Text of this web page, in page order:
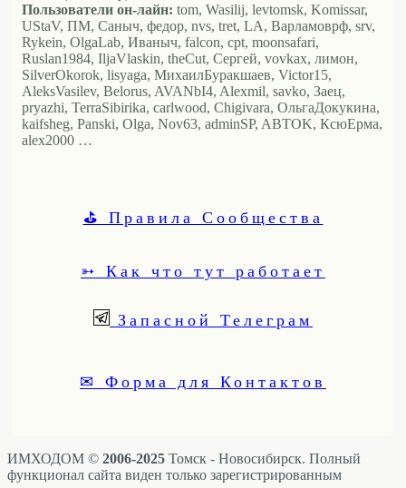
Пользователи он-лайн: tom, Wasilij, levtomsk, Komissar,
UStaV, ПМ, Саныч, федор, nvs, tret, LA, Варламоврф, srv,
Rykein, OlgaLab, Иваныч, falcon, cpt, moonsafari,
Ruslan1984, IljaVlaskin, theCut, Сергей, vovkax, лимон,
SilverOkorok, lisyaga, МихаилБуракшаев, Victor15,
AleksVasilev, Belorus, AVANbI4, Alexmil, savko, Заец,
pryazhi, TerraSibirika, carlwood, Chigivara, ОльгаДокукина,
kaifsheg, Panski, Olga, Nov63, adminSP, ABTOK, КсюЕрма,
alex2000 …
⛳ Правила Сообщества
➳ Как что тут работает
Запасной Телеграм
✉ Форма для Контактов
ИМХОДОМ © 2006-2025 Томск - Новосибирск. Полный
функционал сайта виден только зарегистрированным